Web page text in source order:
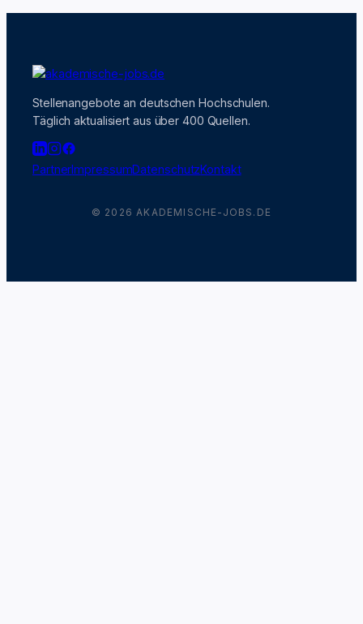
Stellenangebote an deutschen Hochschulen.
Täglich aktualisiert aus über 400 Quellen.
PartnerImpressumDatenschutzKontakt
© 2026 AKADEMISCHE-JOBS.DE